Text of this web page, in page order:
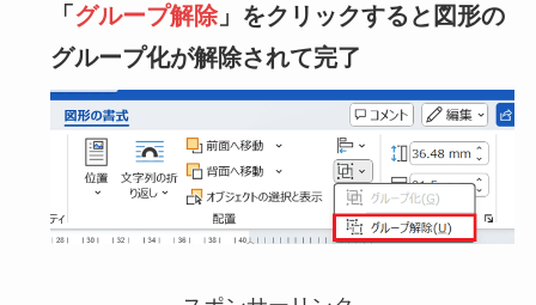
「 グループ解除」をクリックすると図形の
グループ化が解除されて完了